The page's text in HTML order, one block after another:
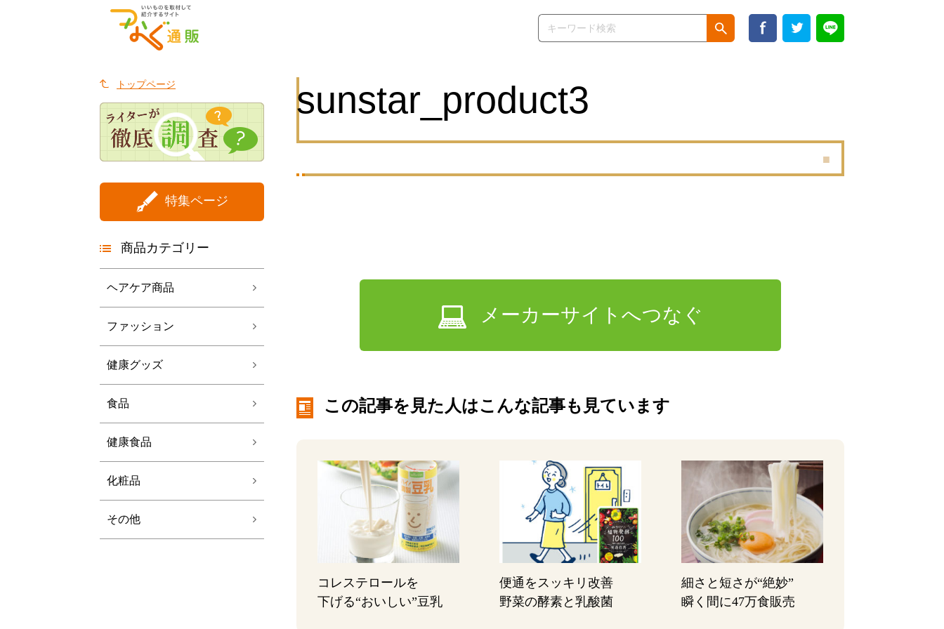
トップページ
特集ページ
商品カテゴリー
ヘアケア商品
ファッション
健康グッズ
食品
健康食品
化粧品
その他
sunstar_product3
メーカーサイトへつなぐ
この記事を見た人はこんな記事も見ています
コレステロールを
下げる“おいしい”豆乳
便通をスッキリ改善
野菜の酵素と乳酸菌
細さと短さが“絶妙”
瞬く間に47万食販売